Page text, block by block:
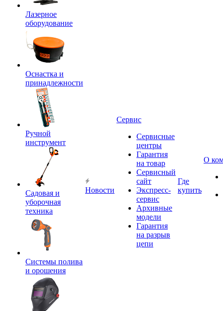
Лазерное
оборудование
Оснастка и
принадлежности
Ручной
инструмент
Садовая и
уборочная
техника
Системы полива
и орошения
Новости
Сервис
Сервисные
центры
Гарантия
на товар
Сервисный
сайт
Экспресс-
сервис
Архивные
модели
Гарантия
на разрыв
цепи
Где
купить
О